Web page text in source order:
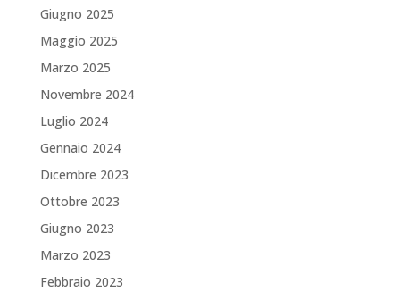
Giugno 2025
Maggio 2025
Marzo 2025
Novembre 2024
Luglio 2024
Gennaio 2024
Dicembre 2023
Ottobre 2023
Giugno 2023
Marzo 2023
Febbraio 2023